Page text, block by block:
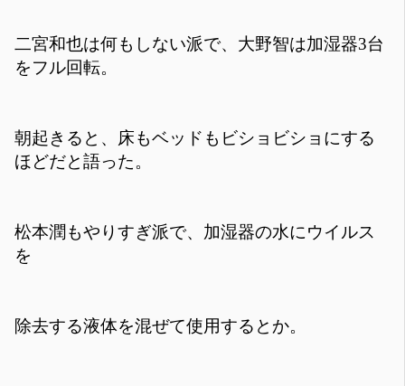
二宮和也は何もしない派で、大野智は加湿器3台
をフル回転。
朝起きると、床もベッドもビショビショにする
ほどだと語った。
松本潤もやりすぎ派で、加湿器の水にウイルス
を
除去する液体を混ぜて使用するとか。